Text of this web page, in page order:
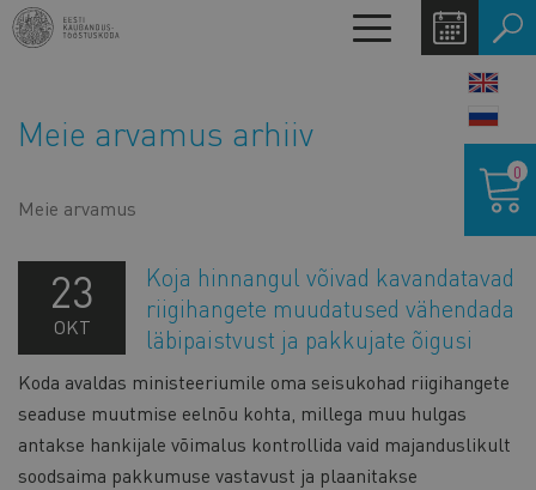
Liigu
edasi
Toggle
navigation
Meie arvamus arhiiv
Meie arvamus
23
OKT
Koja hinnangul võivad kavandatavad
riigihangete muudatused vähendada
läbipaistvust ja pakkujate õigusi
Koda avaldas ministeeriumile oma seisukohad riigihangete
seaduse muutmise eelnõu kohta, millega muu hulgas
antakse hankijale võimalus kontrollida vaid majanduslikult
soodsaima pakkumuse vastavust ja plaanitakse
0